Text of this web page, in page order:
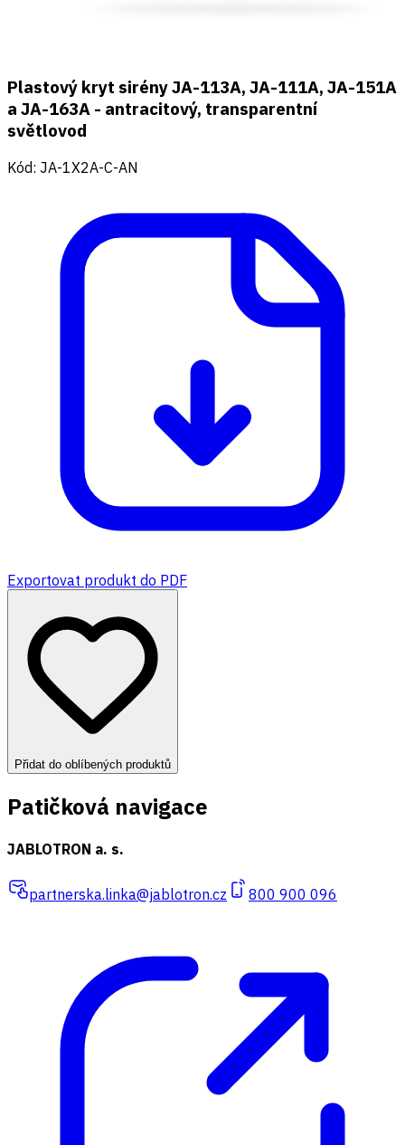
Plastový kryt sirény JA-113A, JA-111A, JA-151A
a JA-163A - antracitový, transparentní
světlovod
Kód: JA-1X2A-C-AN
Exportovat produkt do PDF
Přidat do oblíbených produktů
Patičková navigace
JABLOTRON a. s.
partnerska.linka@jablotron.cz 800 900 096